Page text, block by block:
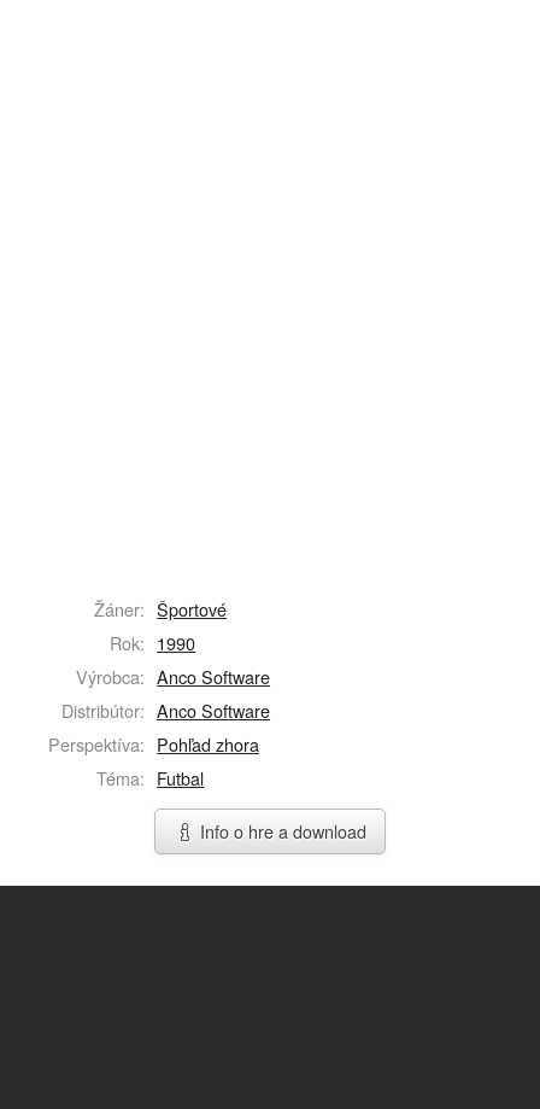
Žáner: Športové
Rok: 1990
Výrobca: Anco Software
Distribútor: Anco Software
Perspektíva: Pohľad zhora
Téma: Futbal
Info o hre a download